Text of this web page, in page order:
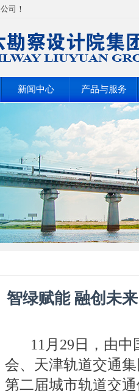
司！
新闻中心 产品与服务
智绿赋能 融创未
11月29日，由中
会、天津轨道交通
第二届城市轨道交